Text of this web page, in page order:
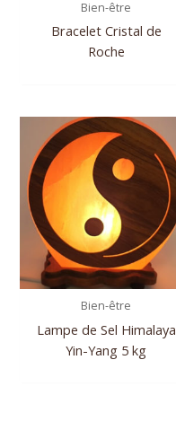
Bien-être
Bracelet Cristal de
Roche
Bien-être
Lampe de Sel Himalaya
Yin-Yang 5 kg